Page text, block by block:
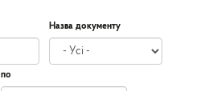
Назва документу
по